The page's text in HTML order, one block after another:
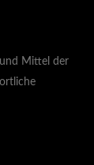
Mittel der